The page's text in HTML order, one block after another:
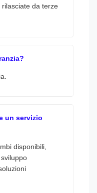
da terze
un servizio
disponibili,